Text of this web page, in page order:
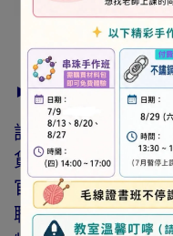
► 注意事項
訂購前請詳閱「線
貨需知」，謝謝。
官網與門市同步銷
聯繫。